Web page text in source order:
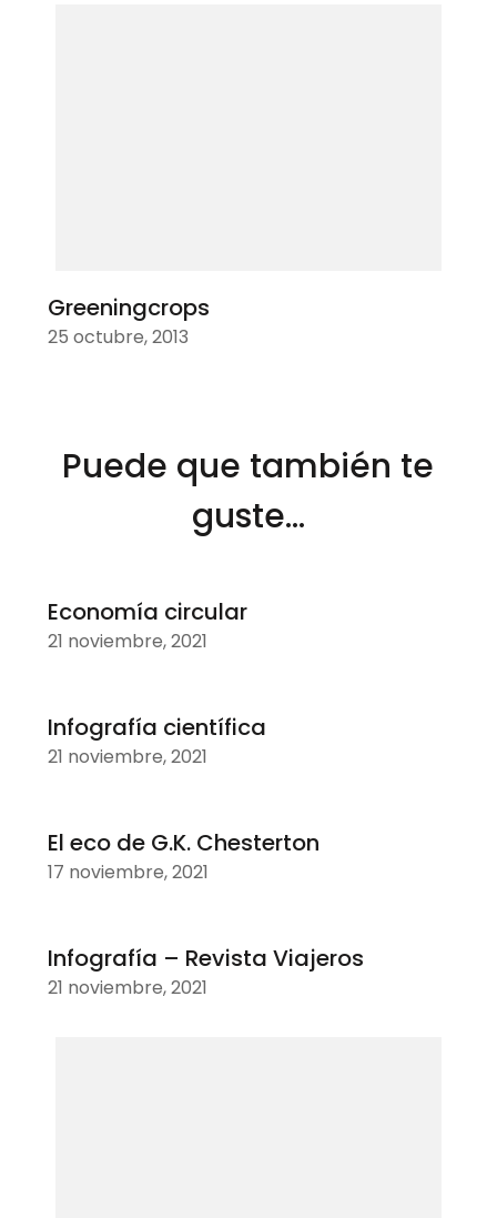
Greeningcrops
25 octubre, 2013
Puede que también te
guste...
Economía circular
21 noviembre, 2021
Infografía científica
21 noviembre, 2021
El eco de G.K. Chesterton
17 noviembre, 2021
Infografía – Revista Viajeros
21 noviembre, 2021